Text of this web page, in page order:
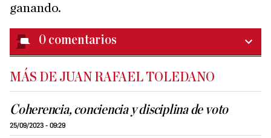
ganando.
0 comentarios
MÁS DE JUAN RAFAEL TOLEDANO
Coherencia, conciencia y disciplina de voto
25/09/2023 - 09:29